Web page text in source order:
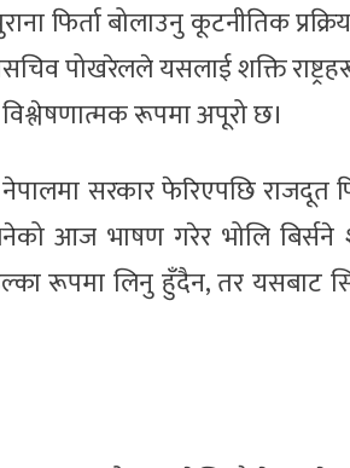
फिर्ता बोलाउनु कूटनीतिक
पोखरेलले यसलाई शक्ति
रूपमा अपूरो छ।
सरकार फेरिएपछि राजदूत
भनेको आज भाषण गरेर भोलि बिर्सने
रूपमा लिनु हुँदैन, तर यसबाट